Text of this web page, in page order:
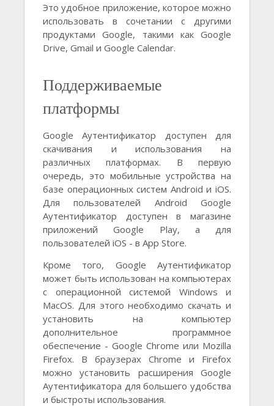
Это удобное приложение, которое можно
использовать в сочетании с другими
продуктами Google, такими как Google
Drive, Gmail и Google Calendar.
Поддерживаемые
платформы
Google Аутентификатор доступен для
скачивания и использования на
различных платформах. В первую
очередь, это мобильные устройства на
базе операционных систем Android и iOS.
Для пользователей Android Google
Аутентификатор доступен в магазине
приложений Google Play, а для
пользователей iOS - в App Store.
Кроме того, Google Аутентификатор
может быть использован на компьютерах
с операционной системой Windows и
MacOS. Для этого необходимо скачать и
установить на компьютер
дополнительное программное
обеспечение - Google Chrome или Mozilla
Firefox. В браузерах Chrome и Firefox
можно установить расширения Google
Аутентификатора для большего удобства
и быстроты использования.